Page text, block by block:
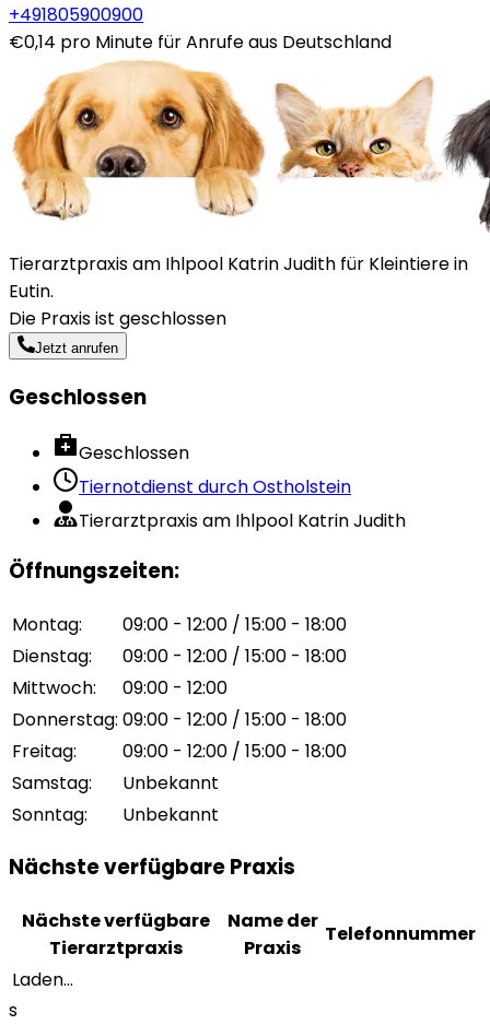
+491805900900
€0,14 pro Minute für Anrufe aus Deutschland
Tierarztpraxis am Ihlpool Katrin Judith für Kleintiere in
Eutin.
Die Praxis ist geschlossen
Jetzt anrufen
Geschlossen
Geschlossen
Tiernotdienst durchOstholstein
Tierarztpraxis am Ihlpool Katrin Judith
Öffnungszeiten:
Montag:
09:00 - 12:00 / 15:00 - 18:00
Dienstag:
09:00 - 12:00 / 15:00 - 18:00
Mittwoch:
09:00 - 12:00
Donnerstag: 09:00 - 12:00 / 15:00 - 18:00
Freitag:
09:00 - 12:00 / 15:00 - 18:00
Samstag:
Unbekannt
Sonntag: Unbekannt
Nächste verfügbare Praxis
Nächste verfügbare
Tierarztpraxis
Name der
Praxis
Telefonnummer
Laden...
s